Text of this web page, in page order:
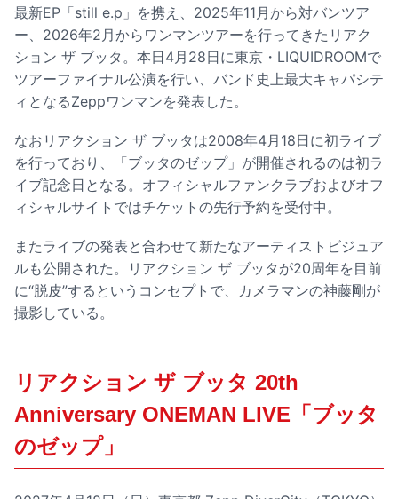
最新EP「still e.p」を携え、2025年11月から対バンツア
ー、2026年2月からワンマンツアーを行ってきたリアク
ション ザ ブッタ。本日4月28日に東京・LIQUIDROOMで
ツアーファイナル公演を行い、バンド史上最大キャパシテ
ィとなるZeppワンマンを発表した。
なおリアクション ザ ブッタは2008年4月18日に初ライブ
を行っており、「ブッタのゼップ」が開催されるのは初ラ
イブ記念日となる。オフィシャルファンクラブおよびオフ
ィシャルサイトではチケットの先行予約を受付中。
またライブの発表と合わせて新たなアーティストビジュア
ルも公開された。リアクション ザ ブッタが20周年を目前
に“脱皮”するというコンセプトで、カメラマンの神藤剛が
撮影している。
リアクション ザ ブッタ 20th
Anniversary ONEMAN LIVE「ブッタ
のゼップ」